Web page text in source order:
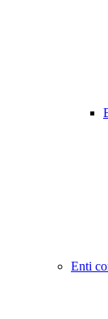
Enti